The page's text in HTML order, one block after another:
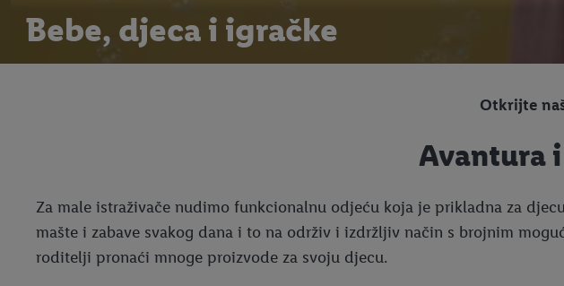
Bebe, djeca i igračke
Otkrijte
Avantura
Za male istraživače nudimo funkcionalnu odjeću koja je prikladna za
mašte i zabave svakog dana i to na održiv i izdržljiv način s brojnim
roditelji pronaći mnoge proizvode za svoju djecu.